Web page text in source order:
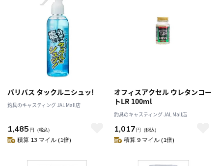
バリバス タックルニシュッ!
釣具のキャスティング JAL Mall店
1,485 円 （税込）
積算 13 マイル (1倍)
オフィスアクセル ウレタンコー
トLR 100ml
釣具のキャスティング JAL Mall店
1,017 円 （税込）
積算 9 マイル (1倍)